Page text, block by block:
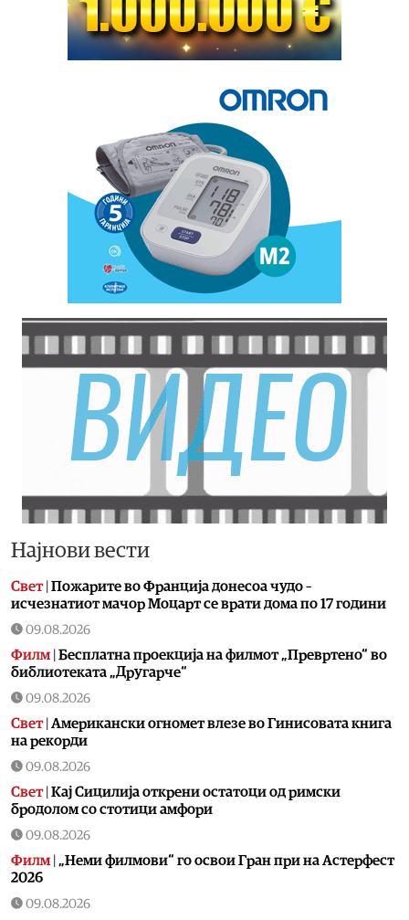
Најнови вести
Свет| Пожарите во Франција донесоа чудо –
исчезнатиот мачор Моцарт се врати дома по 17 години
09.08.2026
Филм | Бесплатна проекција на филмот „Превртено“ во
библиотеката „Другарче“
09.08.2026
Свет| Американски огномет влезе во Гинисовата книга
на рекорди
09.08.2026
Свет| Кај Сицилија открени остатоци од римски
бродолом со стотици амфори
09.08.2026
Филм | „Неми филмови“ го освои Гран при на Астерфест
2026
09.08.2026